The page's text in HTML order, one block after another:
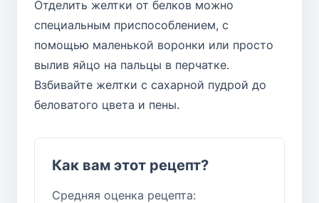
Отделить желтки от белков можно
специальным приспособлением, с
помощью маленькой воронки или просто
вылив яйцо на пальцы в перчатке.
Взбивайте желтки с сахарной пудрой до
беловатого цвета и пены.
Как вам этот рецепт?
Средняя оценка рецепта: